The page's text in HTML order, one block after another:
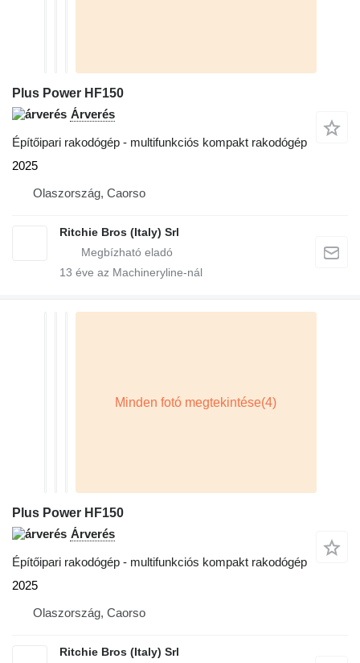
Plus Power HF150
Árverés
Építőipari rakodógép - multifunkciós kompakt rakodógép
2025
Olaszország, Caorso
Ritchie Bros (Italy) Srl
13 éve az Machineryline-nál
Plus Power HF150
Árverés
Építőipari rakodógép - multifunkciós kompakt rakodógép
2025
Olaszország, Caorso
Ritchie Bros (Italy) Srl